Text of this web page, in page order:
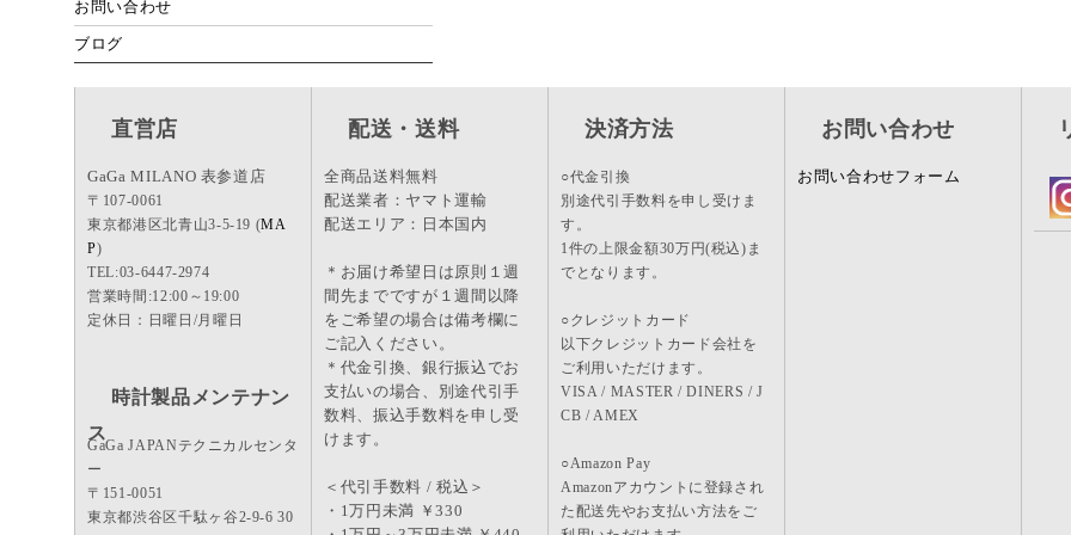
お問い合わせ
ブログ
直営店
GaGa MILANO 表参道店
〒107-0061
東京都港区北青山3-5-19 (MA
P)
TEL:03-6447-2974
営業時間:12:00～19:00
定休日：日曜日/月曜日
時計製品メンテナン
ス
GaGa JAPANテクニカルセンタ
ー
〒151-0051
東京都渋谷区千駄ヶ谷2-9-6 30
配送・送料
全商品送料無料
配送業者：ヤマト運輸
配送エリア：日本国内
＊お届け希望日は原則１週
間先までですが１週間以降
をご希望の場合は備考欄に
ご記入ください。
＊代金引換、銀行振込でお
支払いの場合、別途代引手
数料、振込手数料を申し受
けます。
＜代引手数料 / 税込＞
・1万円未満 ￥330
決済方法
○代金引換
別途代引手数料を申し受けま
す。
1件の上限金額30万円(税込)ま
でとなります。
○クレジットカード
以下クレジットカード会社を
ご利用いただけます。
VISA / MASTER / DINERS / J
CB / AMEX
○Amazon Pay
Amazonアカウントに登録され
た配送先やお支払い方法をご
お問い合わせ
お問い合わせフォーム